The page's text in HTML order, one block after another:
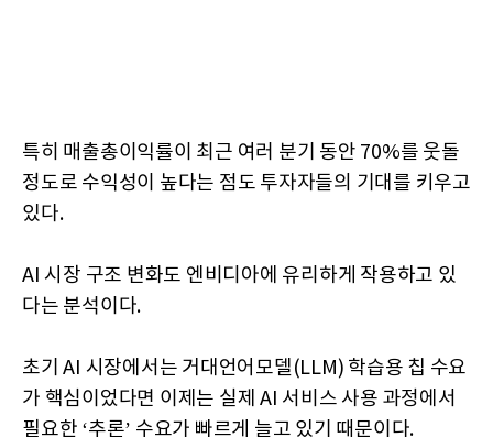
특히 매출총이익률이 최근 여러 분기 동안 70%를 웃돌
정도로 수익성이 높다는 점도 투자자들의 기대를 키우고
있다.
AI 시장 구조 변화도 엔비디아에 유리하게 작용하고 있
다는 분석이다.
초기 AI 시장에서는 거대언어모델(LLM) 학습용 칩 수요
가 핵심이었다면 이제는 실제 AI 서비스 사용 과정에서
필요한 ‘추론’ 수요가 빠르게 늘고 있기 때문이다.